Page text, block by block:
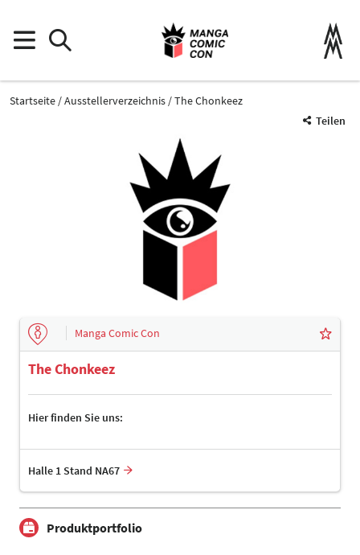
Startseite Ausstellerverzeichnis
The Chonkeez
Teilen
Manga Comic Con
The Chonkeez
Hier finden Sie uns:
Halle 1 Stand NA67
Produktportfolio